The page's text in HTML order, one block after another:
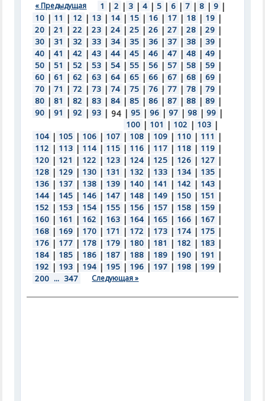
« Предыдущая 1 | 2 | 3 | 4 | 5 | 6 | 7 | 8 | 9 |
10 | 11 | 12 | 13 | 14 | 15 | 16 | 17 | 18 | 19 |
20 | 21 | 22 | 23 | 24 | 25 | 26 | 27 | 28 | 29 |
30 | 31 | 32 | 33 | 34 | 35 | 36 | 37 | 38 | 39 |
40 | 41 | 42 | 43 | 44 | 45 | 46 | 47 | 48 | 49 |
50 | 51 | 52 | 53 | 54 | 55 | 56 | 57 | 58 | 59 |
60 | 61 | 62 | 63 | 64 | 65 | 66 | 67 | 68 | 69 |
70 | 71 | 72 | 73 | 74 | 75 | 76 | 77 | 78 | 79 |
80 | 81 | 82 | 83 | 84 | 85 | 86 | 87 | 88 | 89 |
90 | 91 | 92 | 93 | 94 | 95 | 96 | 97 | 98 | 99 |
100 | 101 | 102 | 103 |
104 | 105 | 106 | 107 | 108 | 109 | 110 | 111 |
112 | 113 | 114 | 115 | 116 | 117 | 118 | 119 |
120 | 121 | 122 | 123 | 124 | 125 | 126 | 127 |
128 | 129 | 130 | 131 | 132 | 133 | 134 | 135 |
136 | 137 | 138 | 139 | 140 | 141 | 142 | 143 |
144 | 145 | 146 | 147 | 148 | 149 | 150 | 151 |
152 | 153 | 154 | 155 | 156 | 157 | 158 | 159 |
160 | 161 | 162 | 163 | 164 | 165 | 166 | 167 |
168 | 169 | 170 | 171 | 172 | 173 | 174 | 175 |
176 | 177 | 178 | 179 | 180 | 181 | 182 | 183 |
184 | 185 | 186 | 187 | 188 | 189 | 190 | 191 |
192 | 193 | 194 | 195 | 196 | 197 | 198 | 199 |
200 ... 347 Следующая »